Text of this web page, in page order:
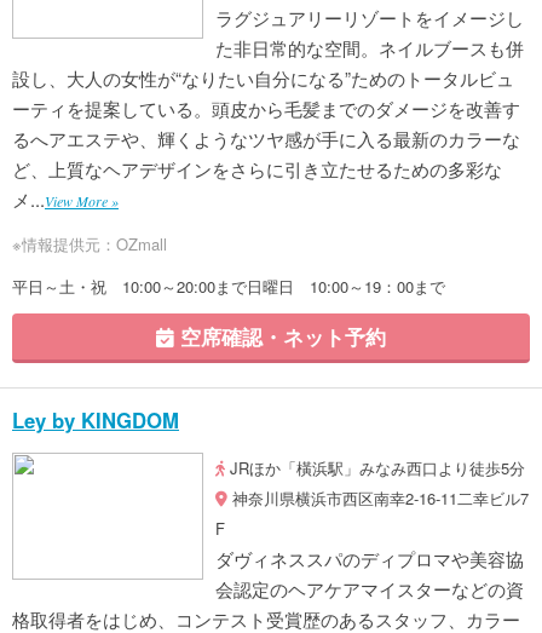
ラグジュアリーリゾートをイメージし
た非日常的な空間。ネイルブースも併
設し、大人の女性が“なりたい自分になる”ためのトータルビュ
ーティを提案している。頭皮から毛髪までのダメージを改善す
るへアエステや、輝くようなツヤ感が手に入る最新のカラーな
ど、上質なヘアデザインをさらに引き立たせるための多彩な
メ...View More »
※情報提供元：OZmall
平日～土・祝 10:00～20:00まで日曜日 10:00～19：00まで
空席確認・ネット予約
Ley by KINGDOM
JRほか「橫浜駅」みなみ西口より徒歩5分
神奈川県横浜市西区南幸2-16-11二幸ビル7
F
ダヴィネススパのディプロマや美容協
会認定のヘアケアマイスターなどの資
格取得者をはじめ、コンテスト受賞歴のあるスタッフ、カラー